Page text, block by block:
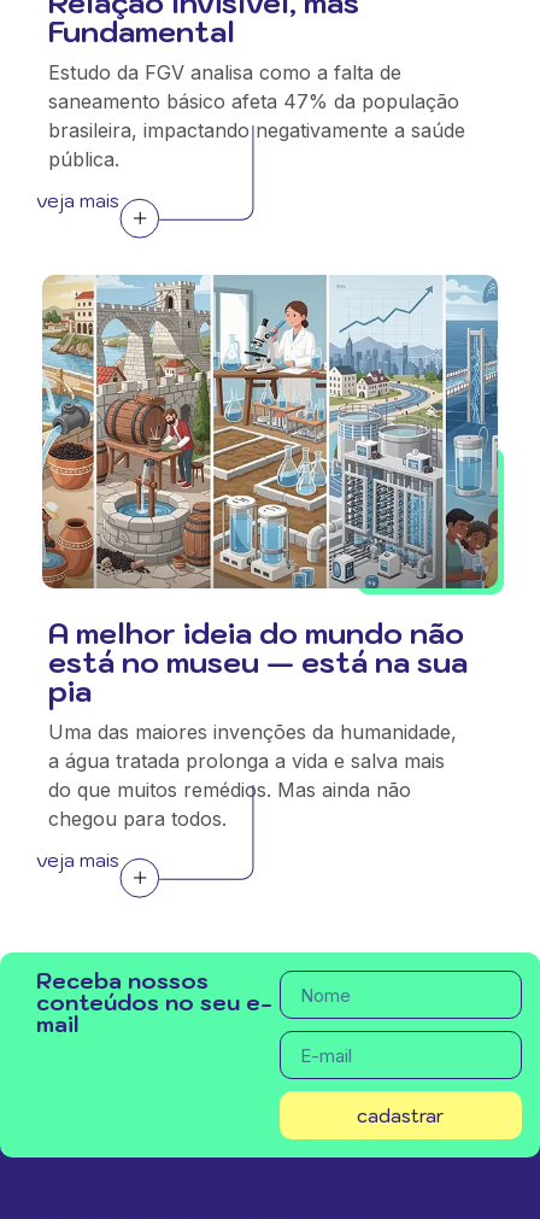
Fundamental
Estudo da FGV analisa como a falta de
saneamento básico afeta 47% da população
brasileira, impactando negativamente a saúde
pública.
veja mais
A melhor ideia do mundo não
está no museu — está na sua
pia
Uma das maiores invenções da humanidade,
a água tratada prolonga a vida e salva mais
do que muitos remédios. Mas ainda não
chegou para todos.
veja mais
Receba nossos
conteúdos no seu e-
mail
cadastrar